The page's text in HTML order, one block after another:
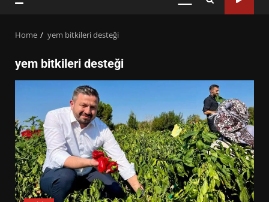
PRIMARY
Home yem bitkileri desteği
yem bitkileri desteği